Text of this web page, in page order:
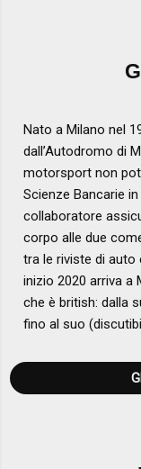
Nato a Milano nel
dall’Autodromo di
motorsport non
Scienze Bancarie
collaboratore
corpo alle due
tra le riviste di
inizio 2020 arriva a
che è british: dalla
fino al suo